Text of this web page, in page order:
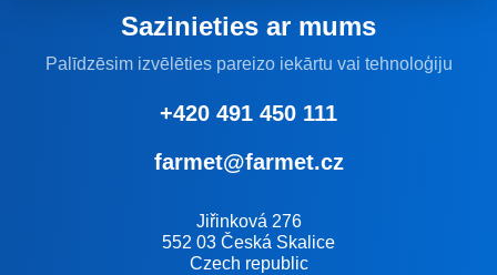
Sazinieties ar mums
Palīdzēsim izvēlēties pareizo iekārtu vai tehnoloģiju
+420 491 450 111
farmet@farmet.cz
Jiřinková 276
552 03 Česká Skalice
Czech republic